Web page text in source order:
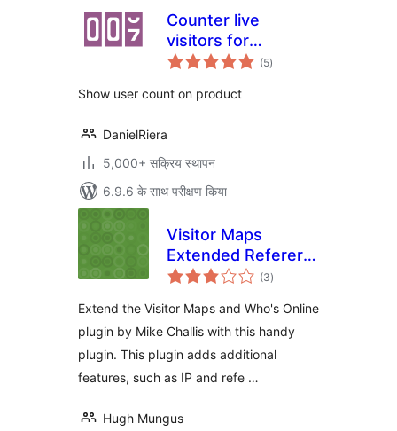
Counter live
visitors for
WooCommerce
(5कुल
दर)
Show user count on product
DanielRiera
5,000+ सक्रिय स्थापन
6.9.6 के साथ परीक्षण किया
Visitor Maps
Extended Referer
Field
(3कुल
दर)
Extend the Visitor Maps and Who's Online
plugin by Mike Challis with this handy
plugin. This plugin adds additional
features, such as IP and refe …
Hugh Mungus